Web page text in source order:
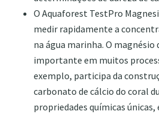
O Aquaforest TestPro
medir rapidamente a
na água marinha. O
importante em muitos
exemplo, participa da
carbonato de cálcio do coral
propriedades químicas